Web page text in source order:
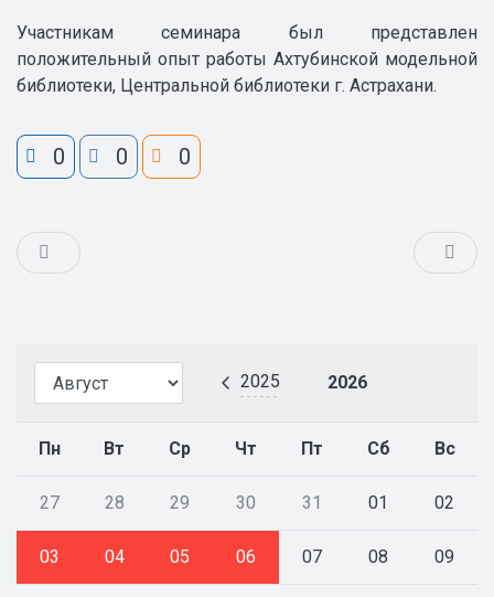
2025 2026
Пн Вт Ср Чт Пт Сб Вс
27 28 29 30 31 01 02
03 04 05 06 07 08 09
Участникам семинара был представлен
положительный опыт работы Ахтубинской модельной
библиотеки, Центральной библиотеки г. Астрахани.
0 0 0